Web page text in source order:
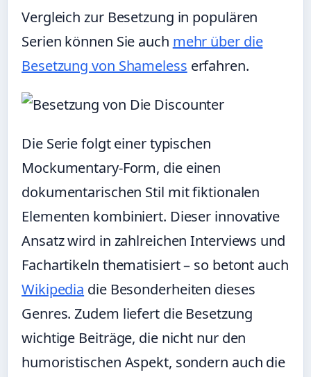
Vergleich zur Besetzung in populären
Serien können Sie auch mehr über die
Besetzung von Shameless erfahren.
Die Serie folgt einer typischen
Mockumentary-Form, die einen
dokumentarischen Stil mit fiktionalen
Elementen kombiniert. Dieser innovative
Ansatz wird in zahlreichen Interviews und
Fachartikeln thematisiert – so betont auch
Wikipedia die Besonderheiten dieses
Genres. Zudem liefert die Besetzung
wichtige Beiträge, die nicht nur den
humoristischen Aspekt, sondern auch die